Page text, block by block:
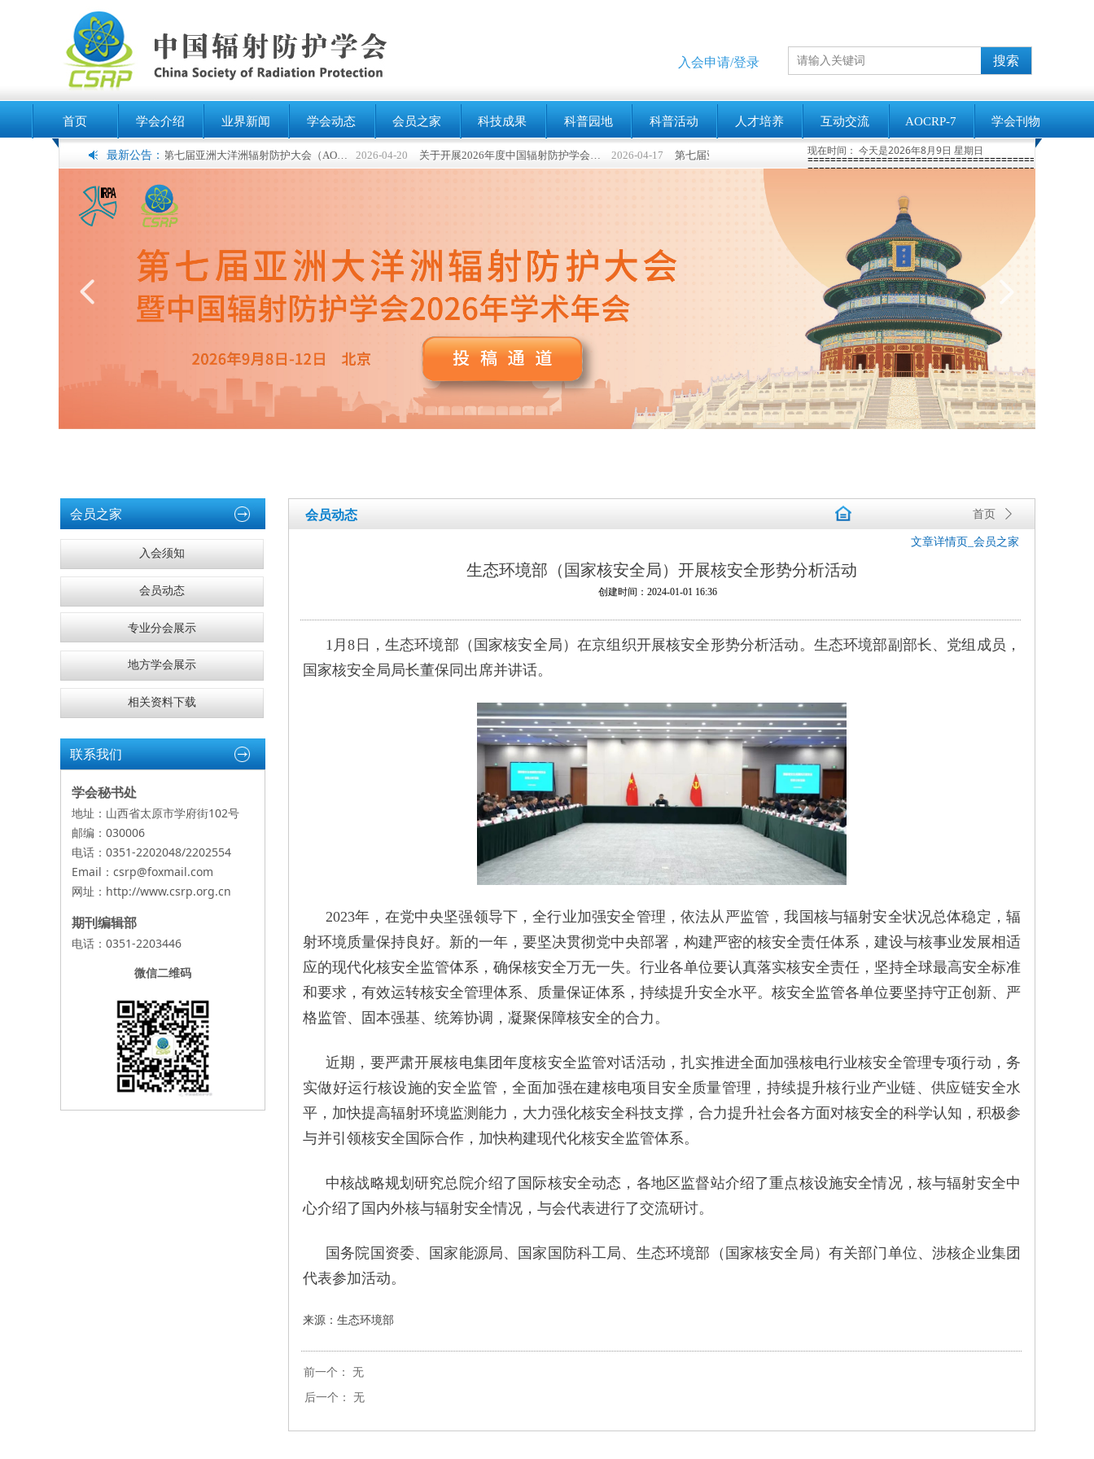
搜索
首页 学会介绍 业界新闻 学会动态 会员之家 科技成果 科普园地 科普活动 人才培养 互动交流 AOCRP-7 学会刊物
入会申请/登录
最新公告： 2026-04-20
第七届亚洲大洋洲辐射防护大会（AOCRP-7）暨中国辐射防护学会2026年学术年会征文通知（第二轮） 2026-04-17
关于开展2026年度中国辐射防护学会科学技术奖申报工作的通知 2026-01-28
第七届亚洲大洋洲辐射防护大会(AOCRP-7)暨中国辐射防护学会2026年学术年会征文通知(第一轮)
现在时间： 今天是2026年8月9日 星期日
넳 넲
会员之家
联系我们
学会秘书处
地址：山西省太原市学府街102号
邮编：030006
电话：0351-2202048/2202554
Email：csrp@foxmail.com
网址： http://www.csrp.org.cn
期刊编辑部
电话：0351-2203446
微信二维码
会员动态 首页 ꄲ
文章详情页_会员之家
生态环境部（国家核安全局）开展核安全形势分析活动
创建时间： 2024-01-01 16:36
1月8日，生态环境部（国家核安全局）在京组织开展核安全形势分析活动。生态环境部副部长、党组成员，
国家核安全局局长董保同出席并讲话。
2023年，在党中央坚强领导下，全行业加强安全管理，依法从严监管，我国核与辐射安全状况总体稳定，辐
射环境质量保持良好。新的一年，要坚决贯彻党中央部署，构建严密的核安全责任体系，建设与核事业发展相适
应的现代化核安全监管体系，确保核安全万无一失。行业各单位要认真落实核安全责任，坚持全球最高安全标准
和要求，有效运转核安全管理体系、质量保证体系，持续提升安全水平。核安全监管各单位要坚持守正创新、严
格监管、固本强基、统筹协调，凝聚保障核安全的合力。
近期，要严肃开展核电集团年度核安全监管对话活动，扎实推进全面加强核电行业核安全管理专项行动，务
实做好运行核设施的安全监管，全面加强在建核电项目安全质量管理，持续提升核行业产业链、供应链安全水
平，加快提高辐射环境监测能力，大力强化核安全科技支撑，合力提升社会各方面对核安全的科学认知，积极参
与并引领核安全国际合作，加快构建现代化核安全监管体系。
中核战略规划研究总院介绍了国际核安全动态，各地区监督站介绍了重点核设施安全情况，核与辐射安全中
心介绍了国内外核与辐射安全情况，与会代表进行了交流研讨。
国务院国资委、国家能源局、国家国防科工局、生态环境部（国家核安全局）有关部门单位、涉核企业集团
代表参加活动。
来源：生态环境部
前一个： 无
后一个： 无
入会须知
会员动态
专业分会展示
地方学会展示
相关资料下载